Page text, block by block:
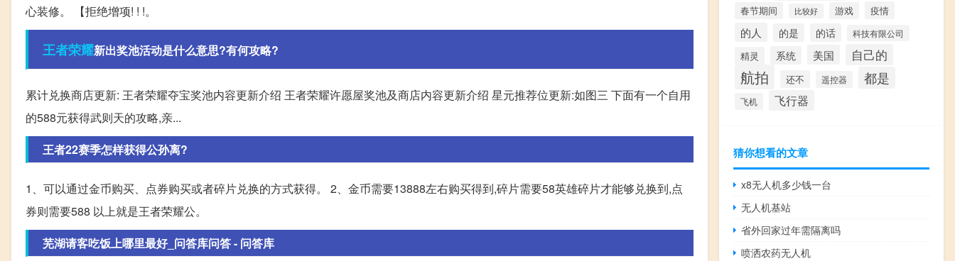
心装修。 【拒绝增项! ! !。
王者荣耀新出奖池活动是什么意思?有何攻略?
累计兑换商店更新: 王者荣耀夺宝奖池内容更新介绍 王者荣耀许愿屋奖池及商店内容更新介绍 星元推荐位更新:如图三 下面有一个自用
的588元获得武则天的攻略,亲...
王者22赛季怎样获得公孙离?
1、可以通过金币购买、点券购买或者碎片兑换的方式获得。 2、金币需要13888左右购买得到,碎片需要58英雄碎片才能够兑换到,点
券则需要588 以上就是王者荣耀公。
芜湖请客吃饭上哪里最好_问答库问答 - 问答库
春节期间 比较好 游戏 疫情
的人 的是 的话 科技有限公司
精灵 系统 美国 自己的
航拍 还不 遥控器 都是
飞机 飞行器
猜你想看的文章
x8无人机多少钱一台
无人机基站
省外回家过年需隔离吗
喷洒农药无人机